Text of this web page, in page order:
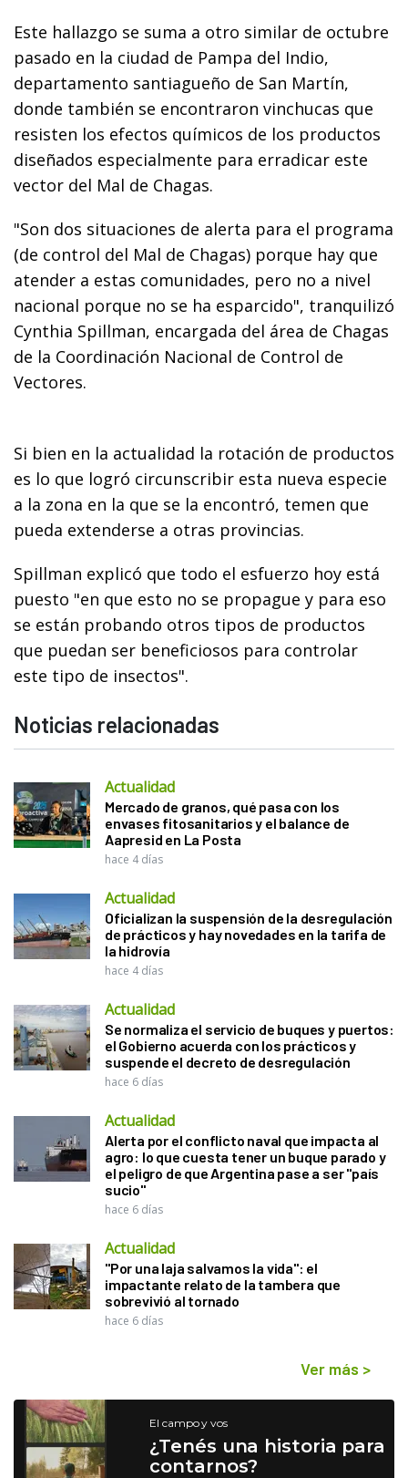
Este hallazgo se suma a otro similar de octubre
pasado en la ciudad de Pampa del Indio,
departamento santiagueño de San Martín,
donde también se encontraron vinchucas que
resisten los efectos químicos de los productos
diseñados especialmente para erradicar este
vector del Mal de Chagas.
"Son dos situaciones de alerta para el programa
(de control del Mal de Chagas) porque hay que
atender a estas comunidades, pero no a nivel
nacional porque no se ha esparcido", tranquilizó
Cynthia Spillman, encargada del área de Chagas
de la Coordinación Nacional de Control de
Vectores.
Si bien en la actualidad la rotación de productos
es lo que logró circunscribir esta nueva especie
a la zona en la que se la encontró, temen que
pueda extenderse a otras provincias.
Spillman explicó que todo el esfuerzo hoy está
puesto "en que esto no se propague y para eso
se están probando otros tipos de productos
que puedan ser beneficiosos para controlar
este tipo de insectos".
Noticias relacionadas
Actualidad
Mercado de granos, qué pasa con los
envases fitosanitarios y el balance de
Aapresid en La Posta
hace 4 días
Actualidad
Oficializan la suspensión de la desregulación
de prácticos y hay novedades en la tarifa de
la hidrovía
hace 4 días
Actualidad
Se normaliza el servicio de buques y puertos:
el Gobierno acuerda con los prácticos y
suspende el decreto de desregulación
hace 6 días
Actualidad
Alerta por el conflicto naval que impacta al
agro: lo que cuesta tener un buque parado y
el peligro de que Argentina pase a ser "país
sucio"
hace 6 días
Actualidad
"Por una laja salvamos la vida": el
impactante relato de la tambera que
sobrevivió al tornado
hace 6 días
Ver más >
El campo y vos
¿Tenés una historia para
contarnos?